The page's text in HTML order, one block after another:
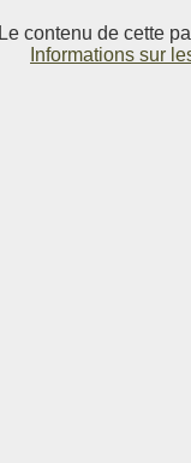
Le contenu de cette
Informations sur